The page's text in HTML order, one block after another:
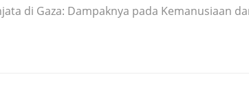
di Gaza: Dampaknya pada Kemanusiaan